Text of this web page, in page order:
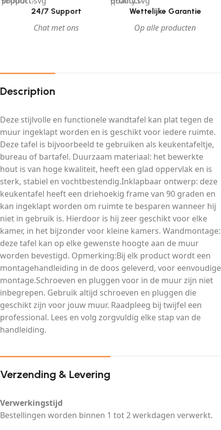
24/7 Support
Chat met ons
Wettelijke Garantie
Op alle producten
Description
Deze stijlvolle en functionele wandtafel kan plat tegen de
muur ingeklapt worden en is geschikt voor iedere ruimte.
Deze tafel is bijvoorbeeld te gebruiken als keukentafeltje,
bureau of bartafel. Duurzaam materiaal: het bewerkte
hout is van hoge kwaliteit, heeft een glad oppervlak en is
sterk, stabiel en vochtbestendig.Inklapbaar ontwerp: deze
keukentafel heeft een driehoekig frame van 90 graden en
kan ingeklapt worden om ruimte te besparen wanneer hij
niet in gebruik is. Hierdoor is hij zeer geschikt voor elke
kamer, in het bijzonder voor kleine kamers. Wandmontage:
deze tafel kan op elke gewenste hoogte aan de muur
worden bevestigd. Opmerking:Bij elk product wordt een
montagehandleiding in de doos geleverd, voor eenvoudige
montage.Schroeven en pluggen voor in de muur zijn niet
inbegrepen. Gebruik altijd schroeven en pluggen die
geschikt zijn voor jouw muur. Raadpleeg bij twijfel een
professional. Lees en volg zorgvuldig elke stap van de
handleiding.
Verzending & Levering
Verwerkingstijd
Bestellingen worden binnen 1 tot 2 werkdagen verwerkt.